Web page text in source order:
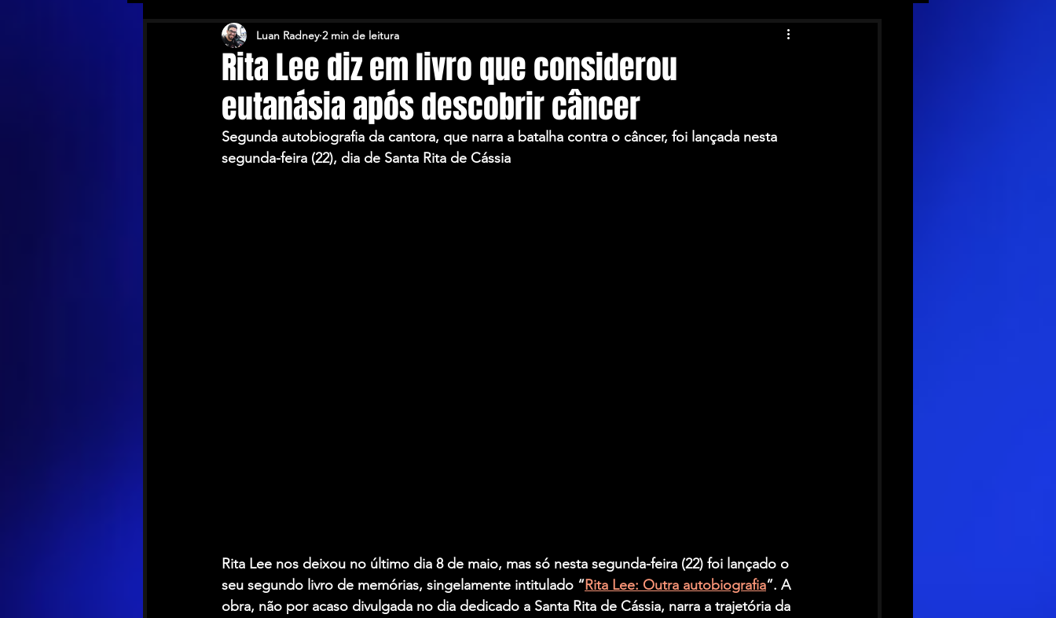
Rita Lee diz em livro que considerou
eutanásia após descobrir câncer
Luan Radney 2 min de leitura
Segunda autobiografia da cantora, que narra a batalha contra o câncer, foi lançada nesta
segunda-feira (22), dia de Santa Rita de Cássia
Rita Lee nos deixou no último dia 8 de maio, mas só nesta segunda-feira (22) foi lançado o
seu segundo livro de memórias, singelamente intitulado “Rita Lee: Outra autobiografia”. A
obra, não por acaso divulgada no dia dedicado a Santa Rita de Cássia, narra a trajetória da